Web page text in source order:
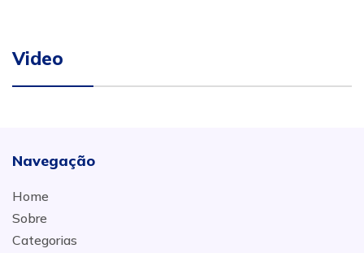
Video
Navegação
Home
Sobre
Categorias